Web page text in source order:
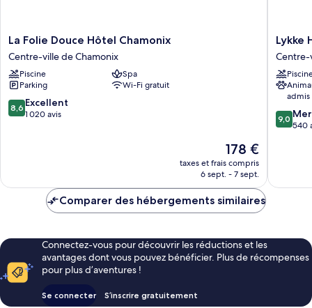
La
Folie
Douce
Hôtel
Chamonix
Centre-
ville
La Folie Douce Hôtel Chamonix
Centre-ville de Chamonix
Piscine
Spa
Parking
Wi-Fi gratuit
8.6
sur
8,6 Excellent
1 020 avis
Le
nouveau
prix
de
178 €
taxes et frais compris
6 sept. - 7 sept.
Lykke
Hôtel
&
Spa
Centre-
ville
de
Lykke
Centre-
admis
9.0
sur
9,0
540
Comparer des hébergements similaires
Connectez-vous pour découvrir les réductions et les
avantages dont vous pouvez bénéficier. Plus de récompenses
pour plus d’aventures !
Se connecter S’inscrire gratuitement